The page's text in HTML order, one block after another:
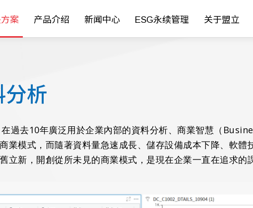
案 产品介绍 新闻中心 ESG永续管理 关于盟立
析
過去10年廣泛用於企業內部的資料分析、商業智慧（
業模式，而隨著資料量急速成長、儲存設備成本下降、軟
立新，開創從所未見的商業模式，是現在企業一直在追求的